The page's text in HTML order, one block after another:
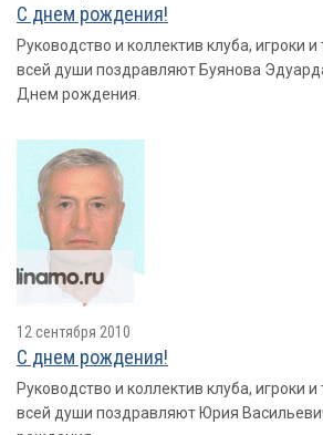
С днем рождения!
Руководство и коллектив клуба, игроки
всей души поздравляют Буянова
Днем рождения.
12 сентября 2010
С днем рождения!
Руководство и коллектив клуба, игроки
всей души поздравляют Юрия